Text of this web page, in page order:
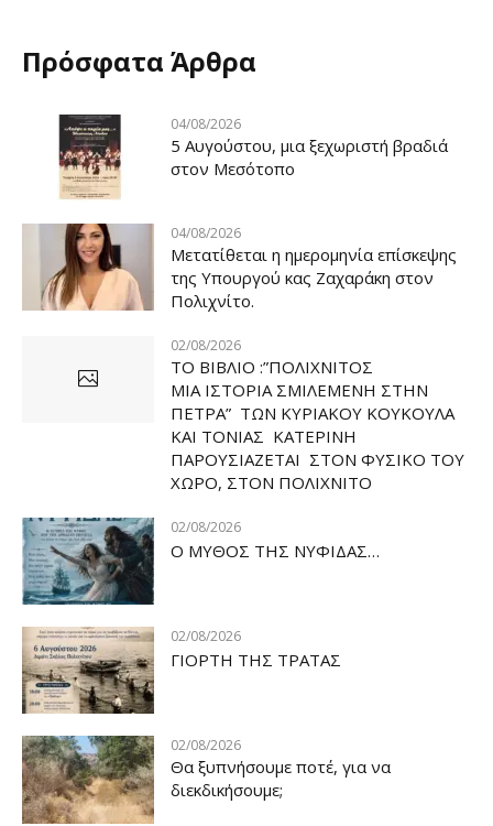
Πρόσφατα Άρθρα
04/08/2026
5 Αυγούστου, μια ξεχωριστή βραδιά
στον Μεσότοπο
04/08/2026
Μετατίθεται η ημερομηνία επίσκεψης
της Υπουργού κας Ζαχαράκη στον
Πολιχνίτο.
02/08/2026
ΤΟ ΒΙΒΛΙΟ :”ΠΟΛΙΧΝΙΤΟΣ
ΜΙΑ ΙΣΤΟΡΙΑ ΣΜΙΛΕΜΕΝΗ ΣΤΗΝ
ΠΕΤΡΑ” ΤΩΝ ΚΥΡΙΑΚΟΥ ΚΟΥΚΟΥΛΑ
ΚΑΙ ΤΟΝΙΑΣ ΚΑΤΕΡΙΝΗ
ΠΑΡΟΥΣΙΑΖΕΤΑΙ ΣΤΟΝ ΦΥΣΙΚΟ ΤOY
ΧΩΡΟ, ΣΤΟΝ ΠΟΛΙΧΝΙΤΟ
02/08/2026
Ο ΜΥΘΟΣ ΤΗΣ ΝΥΦΙΔΑΣ…
02/08/2026
ΓΙΟΡΤΗ ΤΗΣ ΤΡΑΤΑΣ
02/08/2026
Θα ξυπνήσουμε ποτέ, για να
διεκδικήσουμε;